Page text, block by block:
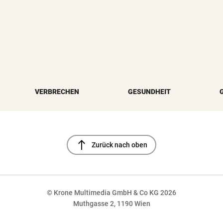
VERBRECHEN GESUNDHEIT
north Zurück nach oben
© Krone Multimedia GmbH & Co KG 2026
Muthgasse 2, 1190 Wien